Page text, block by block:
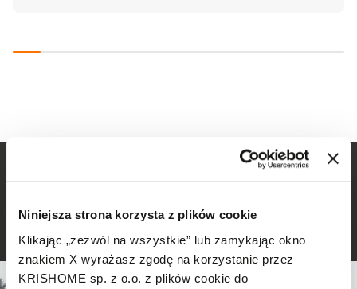
Niniejsza strona korzysta z plików cookie
Klikając „zezwól na wszystkie” lub zamykając okno
znakiem X wyrażasz zgodę na korzystanie przez
KRISHOME sp. z o.o. z plików cookie do